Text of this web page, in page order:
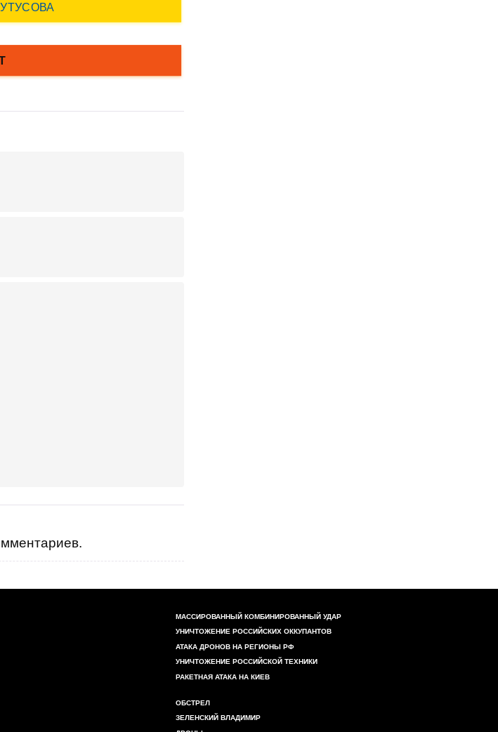
МАССИРОВАННЫЙ КОМБИНИРОВАННЫЙ УДАР
УНИЧТОЖЕНИЕ РОССИЙСКИХ ОККУПАНТОВ
АТАКА ДРОНОВ НА РЕГИОНЫ РФ
УНИЧТОЖЕНИЕ РОССИЙСКОЙ ТЕХНИКИ
РАКЕТНАЯ АТАКА НА КИЕВ
ОБСТРЕЛ
ЗЕЛЕНСКИЙ ВЛАДИМИР